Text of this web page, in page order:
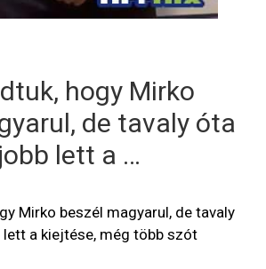
hogy Mirko
de tavaly óta
lett a …
Mirko beszél magyarul, de tavaly
a kiejtése, még több szót